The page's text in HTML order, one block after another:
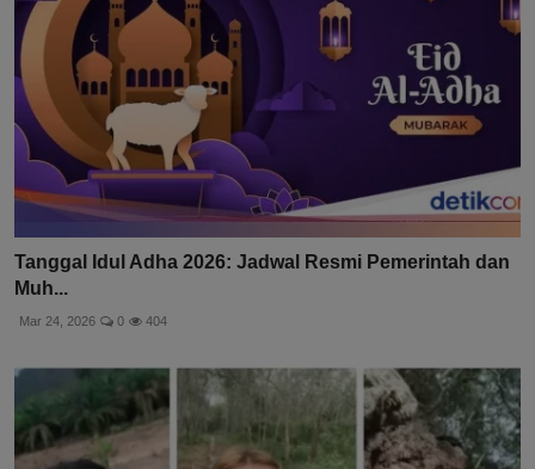
Tanggal Idul Adha 2026: Jadwal Resmi Pemerintah dan
Muh...
Mar 24, 2026 0 404